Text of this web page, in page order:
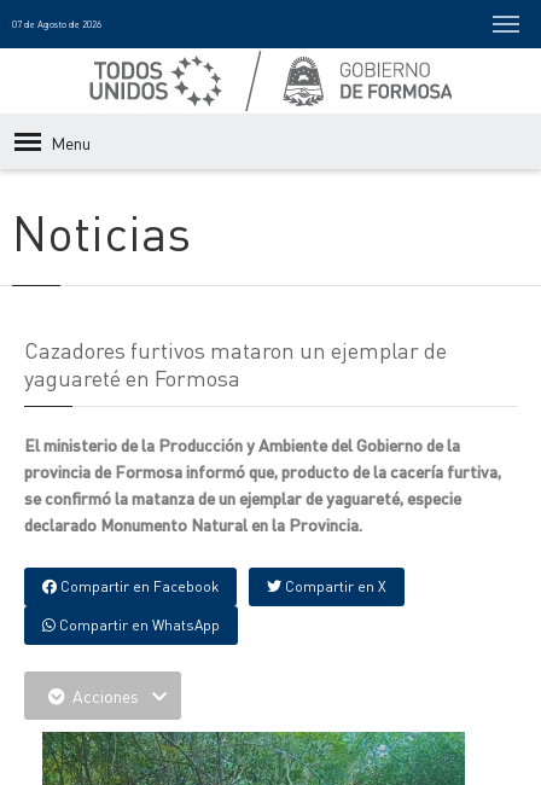
07 de Agosto de 2026
Menu
Noticias
Cazadores furtivos mataron un ejemplar de
yaguareté en Formosa
El ministerio de la Producción y Ambiente del Gobierno de la
provincia de Formosa informó que, producto de la cacería furtiva,
se confirmó la matanza de un ejemplar de yaguareté, especie
declarado Monumento Natural en la Provincia.
Compartir en Facebook Compartir en X
Compartir en WhatsApp
Acciones